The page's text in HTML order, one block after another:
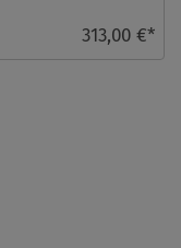
313,00 €*